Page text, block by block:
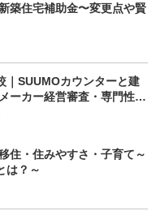
屋と外の間のもう一つの
入りできる中間領域の
ン
す。ボーダーレスな連
取り込むデザインに。
築住宅補助金〜変更点や賢
｜SUUMOカウンターと建
ーカー経営審査・専門性の
住・住みやすさ・子育て～
は？～